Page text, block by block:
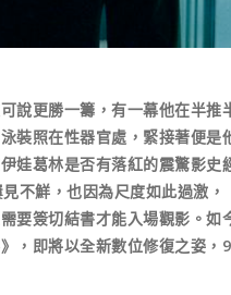
更勝一籌，有一幕他在半推
裝照在性器官處，緊接著便是
娃葛林是否有落紅的震驚影史
不鮮，也因為尺度如此過激，
要簽切結書才能入場觀影。如
，即將以全新數位修復之姿，